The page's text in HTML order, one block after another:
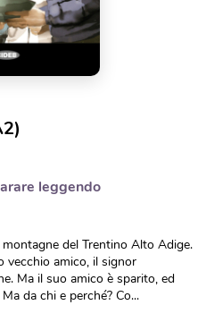
leggendo
del Trentino Alto Adige.
vecchio amico, il signor
Ma il suo amico è sparito, ed
da chi e perché? Co...